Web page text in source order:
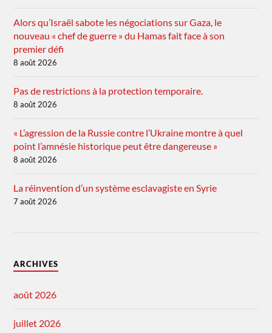
Alors qu’Israël sabote les négociations sur Gaza, le
nouveau « chef de guerre » du Hamas fait face à son
premier défi
8 août 2026
Pas de restrictions à la protection temporaire.
8 août 2026
« L’agression de la Russie contre l’Ukraine montre à quel
point l’amnésie historique peut être dangereuse »
8 août 2026
La réinvention d’un système esclavagiste en Syrie
7 août 2026
ARCHIVES
août 2026
juillet 2026